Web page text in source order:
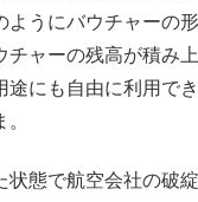
ようにバウチャーの
チャーの残高が積み
途にも自由に利用で
状態で航空会社の破